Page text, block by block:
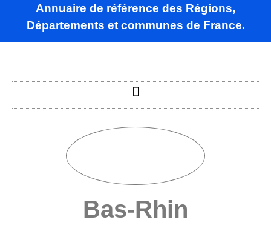
Annuaire de référence des Régions,
Départements et communes de France.
Bas-Rhin